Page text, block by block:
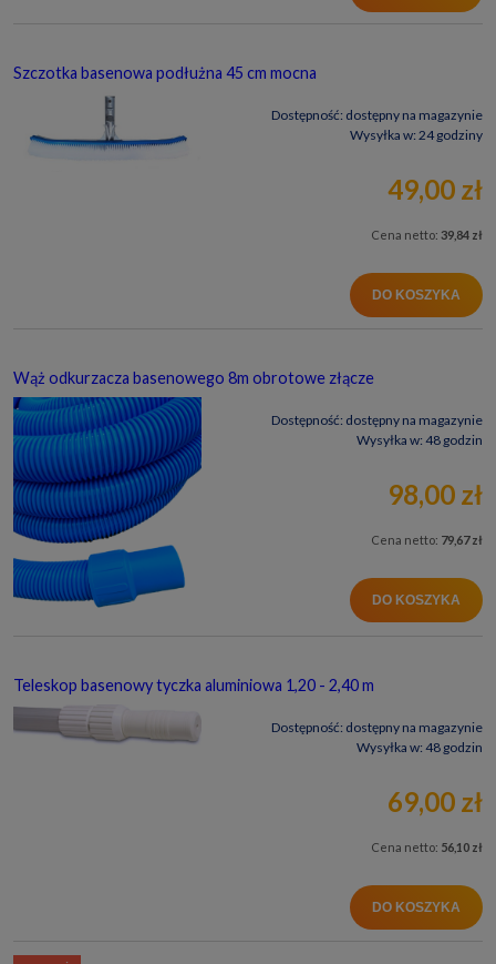
Szczotka basenowa podłużna 45 cm mocna
Dostępność: dostępny na magazynie
Wysyłka w: 24 godziny
49,00 zł
Cena netto: 39,84 zł
DO KOSZYKA
Wąż odkurzacza basenowego 8m obrotowe złącze
Dostępność: dostępny na magazynie
Wysyłka w: 48 godzin
98,00 zł
Cena netto: 79,67 zł
DO KOSZYKA
Teleskop basenowy tyczka aluminiowa 1,20 - 2,40 m
Dostępność: dostępny na magazynie
Wysyłka w: 48 godzin
69,00 zł
Cena netto: 56,10 zł
DO KOSZYKA